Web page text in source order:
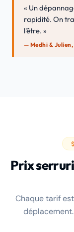
« Un
rapidité. On
l'être. »
— Medhi &
Prix
Chaque tarif